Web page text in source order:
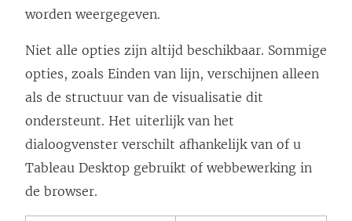
worden weergegeven.
Niet alle opties zijn altijd beschikbaar. Sommige
opties, zoals Einden van lijn, verschijnen alleen
als de structuur van de visualisatie dit
ondersteunt. Het uiterlijk van het
dialoogvenster verschilt afhankelijk van of u
Tableau Desktop gebruikt of webbewerking in
de browser.